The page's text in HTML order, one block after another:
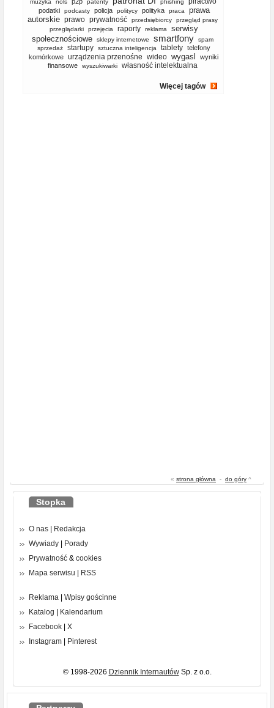
muzyka nols patenty phishing
podatki podcasty policja politycy polityka praca
prawa
autorskie prawo prywatność przedsiębiorcy
przegląd prasy
przeglądarki
przejęcia raporty reklama
serwisy
społecznościowe
sklepy internetowe smartfony
spam
sprzedaż
startupy sztuczna inteligencja tablety telefony
komórkowe
urządzenia przenośne wideo wygasl
wyniki
finansowe
wyszukiwarki własność intelektualna
Więcej tagów
« strona główna - do góry ^
Stopka
O nas | Redakcja
Wywiady | Porady
Prywatność & cookies
Mapa serwisu | RSS
Reklama | Wpisy gościnne
Katalog | Kalendarium
Facebook | X
Instagram | Pinterest
© 1998-2026 Dziennik InternautówSp. z o.o.